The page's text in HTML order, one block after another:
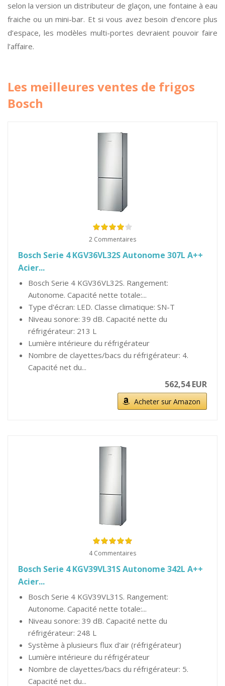
selon la version un distributeur de glaçon, une fontaine à eau
fraiche ou un mini-bar. Et si vous avez besoin d’encore plus
d’espace, les modèles multi-portes devraient pouvoir faire
l’affaire.
Les meilleures ventes de frigos
Bosch
2 Commentaires
Bosch Serie 4 KGV36VL32S Autonome 307L A++
Acier...
Bosch Serie 4 KGV36VL32S. Rangement:
Autonome. Capacité nette totale:...
Type d'écran: LED. Classe climatique: SN-T
Niveau sonore: 39 dB. Capacité nette du
réfrigérateur: 213 L
Lumière intérieure du réfrigérateur
Nombre de clayettes/bacs du réfrigérateur: 4.
Capacité net du...
562,54 EUR
Acheter sur Amazon
4 Commentaires
Bosch Serie 4 KGV39VL31S Autonome 342L A++
Acier...
Bosch Serie 4 KGV39VL31S. Rangement:
Autonome. Capacité nette totale:...
Niveau sonore: 39 dB. Capacité nette du
réfrigérateur: 248 L
Système à plusieurs flux d'air (réfrigérateur)
Lumière intérieure du réfrigérateur
Nombre de clayettes/bacs du réfrigérateur: 5.
Capacité net du...